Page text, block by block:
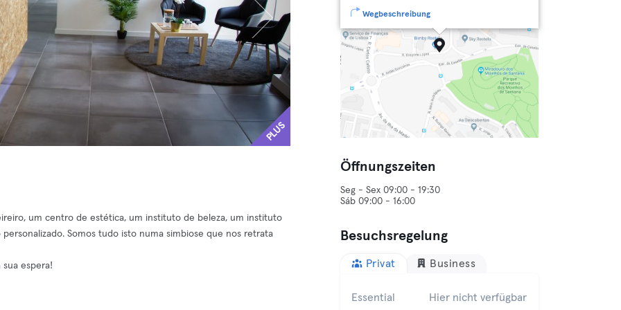
PLUS
um centro de estética, um instituto de beleza, um instituto
Somos tudo isto numa simbiose que nos retrata
sua espera!
Wegbeschreibung
Öffnungszeiten
Seg - Sex 09:00 - 19:30
Sáb 09:00 - 16:00
Besuchsregelung
Privat Business
Essential Hier nicht verfügbar